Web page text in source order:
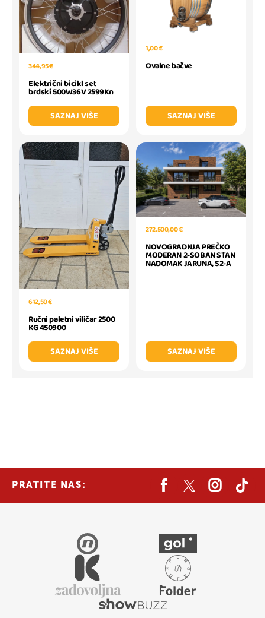
344,95 €
Električni bicikl set
brdski 500W36V 2599Kn
SAZNAJ VIŠE
1,00 €
Ovalne bačve
SAZNAJ VIŠE
612,50 €
Ručni paletni viličar 2500
KG 450900
SAZNAJ VIŠE
272.500,00 €
NOVOGRADNJA PREČKO
MODERAN 2-SOBAN STAN
NADOMAK JARUNA, S2-A
SAZNAJ VIŠE
PRATITE NAS: